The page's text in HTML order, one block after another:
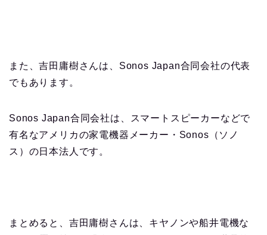
また、吉田庸樹さんは、Sonos Japan合同会社の代表
でもあります。
Sonos Japan合同会社は、スマートスピーカーなどで
有名なアメリカの家電機器メーカー・Sonos（ソノ
ス）の日本法人です。
まとめると、吉田庸樹さんは、キヤノンや船井電機な